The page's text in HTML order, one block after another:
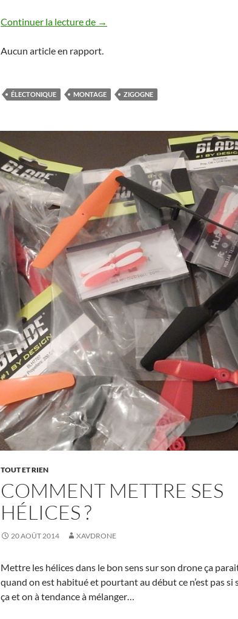
Continuer la lecture de Installation de l’électronique dans
→
Aucun article en rapport.
ÉLECTONIQUE MONTAGE ZIGOGNE
TOUT ET RIEN
COMMENT METTRE SES
HÉLICES ?
20 AOÛT 2014 XAVDRONE
Mettre les hélices dans le bon sens sur son drone ça
quand on est habitué et pourtant au début ce n’est pas si
ça et on à tendance à mélanger…